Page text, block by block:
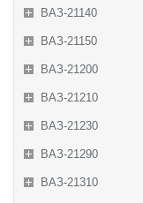
ВАЗ-21140
ВАЗ-21150
ВАЗ-21200
ВАЗ-21210
ВАЗ-21230
ВАЗ-21290
ВАЗ-21310